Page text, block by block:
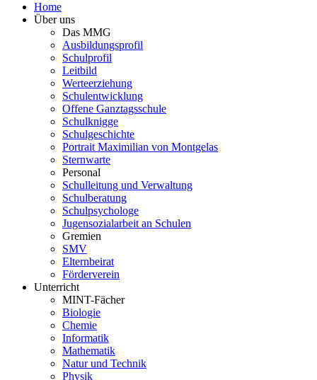
Home
Über uns
Das MMG
Ausbildungsprofil
Schulprofil
Leitbild
Werteerziehung
Schulentwicklung
Offene Ganztagsschule
Schulknigge
Schulgeschichte
Portrait Maximilian von Montgelas
Sternwarte
Personal
Schulleitung und Verwaltung
Schulberatung
Schulpsychologe
Jugensozialarbeit an Schulen
Gremien
SMV
Elternbeirat
Förderverein
Unterricht
MINT-Fächer
Biologie
Chemie
Informatik
Mathematik
Natur und Technik
Physik